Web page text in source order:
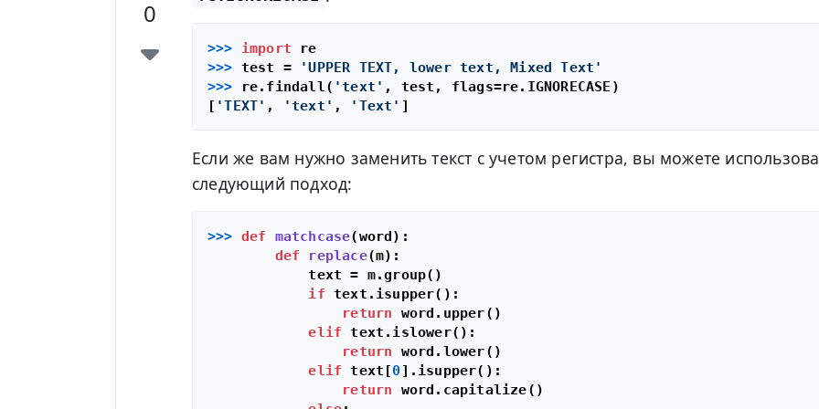
0
>>> import
>>> test =
'UPPER TEXT, lower text, Mixed Text'
>>>
re.findall( 'text' , test, flags=re.IGNORECASE)
[ 'TEXT' , 'text' , 'Text'
Если же вам нужно заменить текст с учетом регистра, вы можете
следующий подход:
>>> def matchcase(word):
def
replace(m):
            text = m.group()
if text.isupper():
return word.upper()
elif text.islower():
return word.lower()
elif text[0].isupper():
return word.capitalize()